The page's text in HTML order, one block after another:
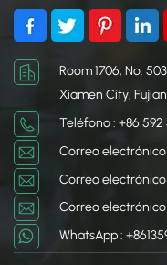
confiable y resistente
intemperie.
Room 1706, No.
Xiamen City,
Teléfono : +86 592
Correo electrónico
Correo electrónico
Correo electrónico
WhatsApp :